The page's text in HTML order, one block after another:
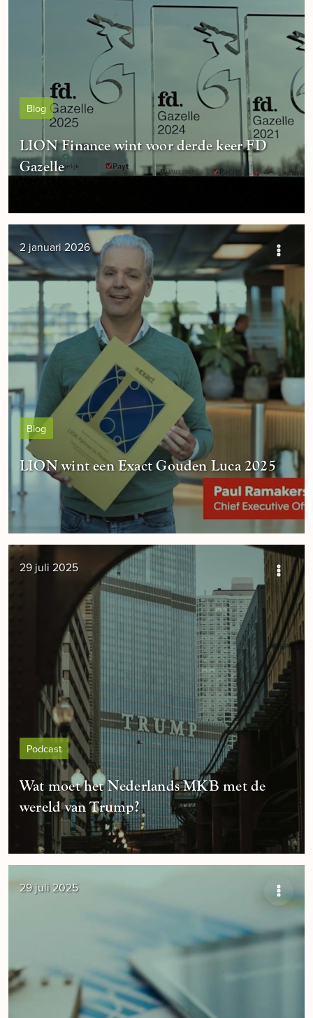
Blog
LION Finance wint voor derde keer FD
Gazelle
2 januari 2026
Blog
LION wint een Exact Gouden Luca 2025
29 juli 2025
Podcast
Wat moet het Nederlands MKB met de
wereld van Trump?
29 juli 2025